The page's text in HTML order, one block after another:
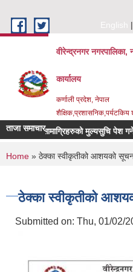
English
वीरेन्द्रनगर नगरपालिका,
कार्यालय
कर्णाली प्रदेश, नेपाल
ताजा समाचारसामाग्रिहरुको मुल्यसुचि पेश गर्ने
You are here
Home » ठेक्का स्वीकृतीको आशयको
ठेक्का स्वीकृतीको
Submitted on: Thu, 01/02/